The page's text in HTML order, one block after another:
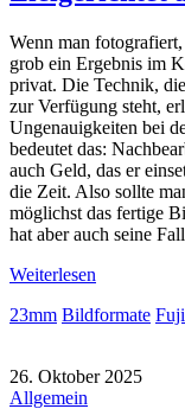
Wenn man
grob ein Ergebnis im
privat. Die Technik,
zur Verfügung steht,
Ungenauigkeiten bei
bedeutet das:
auch Geld, das er
die Zeit. Also sollte
möglichst das fertige
hat aber auch seine
Weiterlesen
23mm Bildformate
26. Oktober 2025
Allgemein